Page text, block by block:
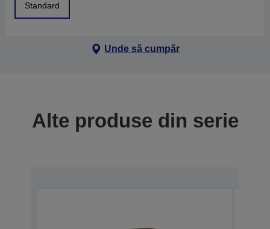
Standard
Unde să cumpăr
Alte produse din serie